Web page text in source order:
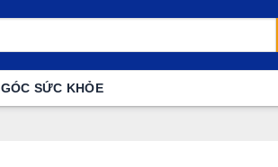
GÓC SỨC KHỎE